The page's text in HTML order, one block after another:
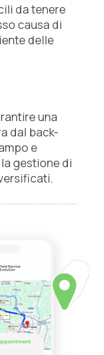
da tenere
causa di
delle
una
dal back-
e
gestione di